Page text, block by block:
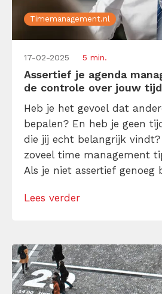
Timemanagement.nl
17-02-2025 5 min.
Assertief je agenda
de controle over jouw
Heb je het gevoel dat
bepalen? En heb je geen
die jij echt belangrijk
zoveel time management
Als je niet assertief genoeg
(terug)krijgen. Assertief zijn
Lees verder